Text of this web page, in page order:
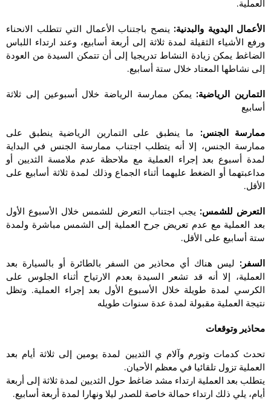
العملية.
الأعمال اليدوية والبدنية: ينصح باجتناب الأعمال التي تتطلب الانحناء
ورفع الأشياء الثقيلة لمدة ثلاثة إلى أربعة أسابيع، وعند ارتداء اللباس
الضاغط يمكن زيادة النشاط تدريجيا إلى أن تتمكن السيدة من العودة
إلى نشاطها المعتاد خلال ستة أسابيع.
التمارين الرياضية: يمكن ممارسة الرياضة خلال أسبوعين إلى ثلاثة
أسابيع
ممارسة الجنس: ما ينطبق على التمارين الرياضية ينطبق على
ممارسة الجنس، إلا أنه يتطلب اجتناب ممارسة الجنس في البداية
لمدة أسبوع بعد إجراء العملية مع ملاحظة عدم ملامسة الثديين أو
مداعبتهما أو الضغط عليهما أثناء الجماع وذلك لمدة ثلاثة أسابيع على
الأقل.
التعرض للشمس: يجب اجتناب التعرض للشمس خلال الأسبوع الأول
بعد العملية مع عدم تعريض جرح العملية إلى الشمس مباشرة ولمدة
ستة أسابيع على الأقل.
السفر: ليس هناك أي محاذير من السفر بالطائرة أو بالسيارة بعد
العملية، إلا أنه قد تشعر السيدة بعدم الارتياح أثناء الجلوس على
الكرسي لمدة طويلة خلال الأسبوع الأول بعد إجراء العملية. وتظل
نتيجة العملية مقبولة لمدة عدة سنوات طويله
محاذير وتوقعات
تحدث كدمات وتورم وآلام ي الثديين لمدة يومين إلى ثلاثة أيام بعد
العملية تزول تلقائيا في معظم الأحيان.
يتطلب بعد العملية ارتداء مشد ضاغط حول الثديين لمدة ثلاثة إلى أربعة
أيام، يلي ذلك ارتداء حمالة خاصة للصدر ليلا ونهارا لمدة أربعة أسابيع.